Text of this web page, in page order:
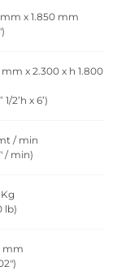
x 1.850 mm
x 2.300 x h 1.800
1/2’h x 6’)
/ min
/ min)
lb)
mm